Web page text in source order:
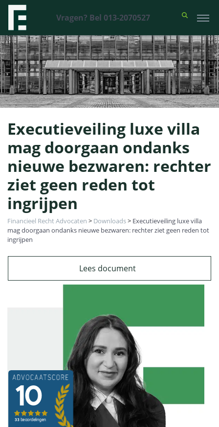
Vragen? Bel 013-2070527
Executieveiling luxe villa
mag doorgaan ondanks
nieuwe bezwaren: rechter
ziet geen reden tot
ingrijpen
Financieel Recht Advocaten > Downloads> Executieveiling luxe villa
mag doorgaan ondanks nieuwe bezwaren: rechter ziet geen reden tot
ingrijpen
Lees document